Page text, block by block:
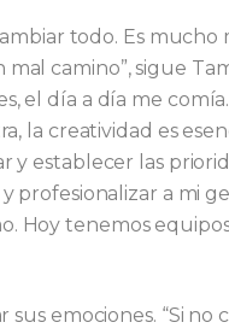
todo. Es
camino”, sigue
el día a día me
la creatividad es
y establecer las
a mi
Hoy tenemos
emociones. “Si